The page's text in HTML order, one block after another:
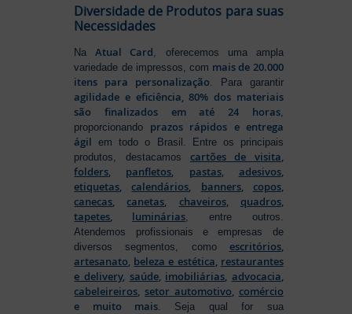
Diversidade de Produtos para suas
Necessidades
NaAtual Card , oferecemos uma ampla
variedade de impressos, com mais de 20.000
itens para personalização . Para garantir
agilidade e eficiência, 80% dos materiais
são finalizados em até 24 horas,
proporcionando prazos rápidos e entrega
ágil em todo o Brasil. Entre os principais
produtos, destacamos cartões de visita,
folders, panfletos, pastas, adesivos,
etiquetas,calendários, banners, copos,
canecas,canetas, chaveiros, quadros,
tapetes, luminárias , entre outros.
Atendemos profissionais e empresas de
diversos segmentos, como escritórios,
artesanato, beleza e estética, restaurantes
e delivery, saúde, imobiliárias, advocacia,
cabeleireiros, setor automotivo, comércio
e muito mais . Seja qual for sua